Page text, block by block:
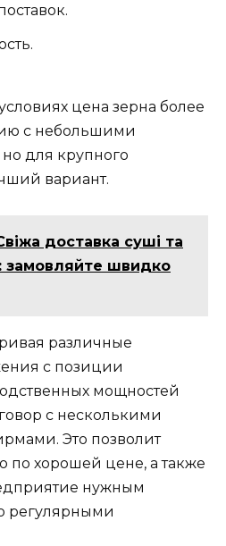
цена зерна более
с небольшими
для крупного
вариант.
доставка суші та
замовляйте швидко
различные
с позиции
мощностей
с несколькими
Это позволит
по хорошей цене, а также
нужным
регулярными